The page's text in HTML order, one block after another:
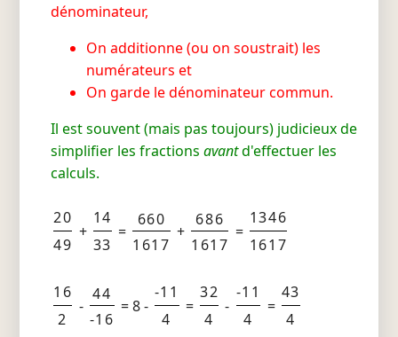
dénominateur,
On additionne (ou on soustrait) les
numérateurs et
On garde le dénominateur commun.
Il est souvent (mais pas toujours) judicieux de
simplifier les fractions avantd'effectuer les
calculs.
20
49
+
14
33
=
660
1617
+
686
1617
=
1346
1617
16
2
-
44
-16
= 8 -
-11
4
=
32
4
-
-11
4
=
43
4